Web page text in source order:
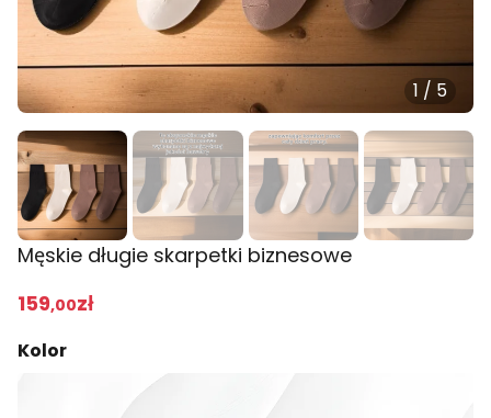
1 / 5
Męskie długie skarpetki biznesowe
159,00zł
Kolor